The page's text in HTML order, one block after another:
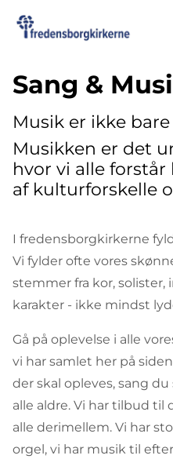
Sang &
Musik er ikke
Musikken er det
hvor vi alle
af kulturforskelle
I fredensborgkirkerne
Vi fylder ofte vores
stemmer fra kor,
karakter - ikke mindst
Gå på oplevelse i alle
vi har samlet her på
der skal opleves, sang
alle aldre. Vi har tilbud
alle derimellem. Vi har
orgel, vi har musik til